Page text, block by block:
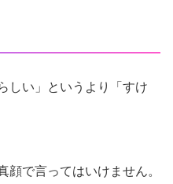
しい」というより「すけ
顔で言ってはいけません。